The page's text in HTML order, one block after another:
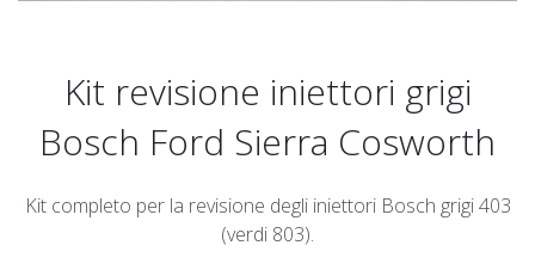
Kit revisione iniettori grigi
Bosch Ford Sierra Cosworth
Kit completo per la revisione degli iniettori Bosch grigi 403
(verdi 803).